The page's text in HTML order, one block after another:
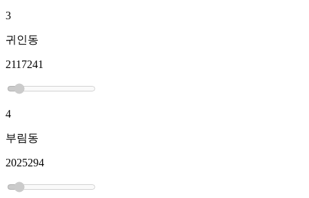
3
귀인동
2117241
4
부림동
2025294